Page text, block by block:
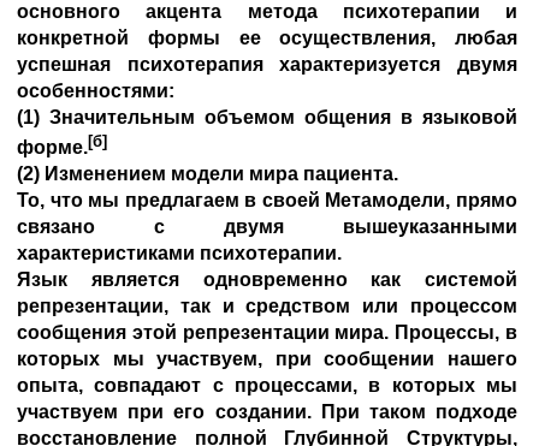
основного акцента метода психотерапии и
конкретной формы ее осуществления, любая
успешная психотерапия характеризуется двумя
особенностями:
(1) Значительным объемом общения в языковой
форме.[б]
(2) Изменением модели мира пациента.
То, что мы предлагаем в своей Метамодели, прямо
связано с двумя вышеуказанными
характеристиками психотерапии.
Язык является одновременно как системой
репрезентации, так и средством или процессом
сообщения этой репрезентации мира. Процессы, в
которых мы участвуем, при сообщении нашего
опыта, совпадают с процессами, в которых мы
участвуем при его создании. При таком подходе
восстановление полной Глубинной Структуры,